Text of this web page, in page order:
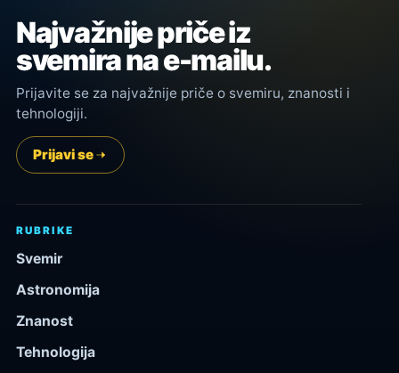
Najvažnije priče iz
svemira na e-mailu.
Prijavite se za najvažnije priče o svemiru, znanosti i
tehnologiji.
Prijavi se
RUBRIKE
Svemir
Astronomija
Znanost
Tehnologija